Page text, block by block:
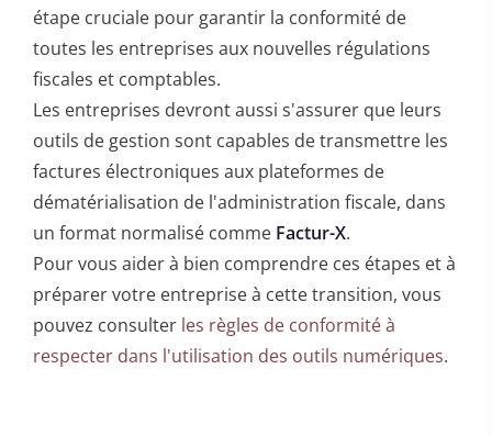
étape cruciale pour garantir la conformité de
toutes les entreprises aux nouvelles régulations
fiscales et comptables.
Les entreprises devront aussi s'assurer que leurs
outils de gestion sont capables de transmettre les
factures électroniques aux plateformes de
dématérialisation de l'administration fiscale, dans
un format normalisé comme Factur-X.
Pour vous aider à bien comprendre ces étapes et à
préparer votre entreprise à cette transition, vous
pouvez consulter les règles de conformité à
respecter dans l'utilisation des outils numériques.